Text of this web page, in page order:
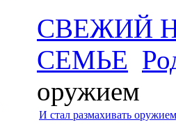
СВЕЖИЙ
СЕМЬЕ
оружием
И стал размахивать оружием